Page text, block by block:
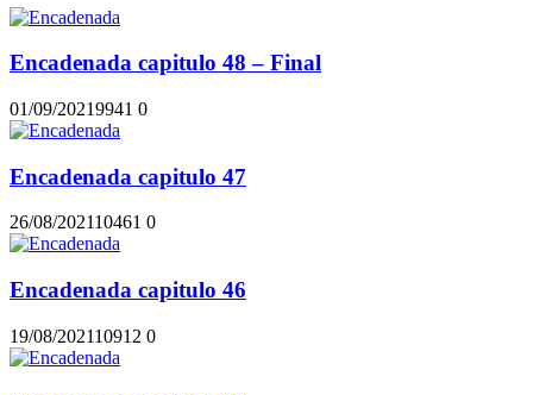
Encadenada capitulo 48 – Final
01/09/20219941 0
Encadenada capitulo 47
26/08/202110461 0
Encadenada capitulo 46
19/08/20211091 2 0